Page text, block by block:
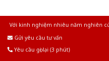
Với kinh nghiệm nhiêu năm nghiên
Gửi yêu cầu tư vấn
Yêu cầu gọi lại (3 phút)